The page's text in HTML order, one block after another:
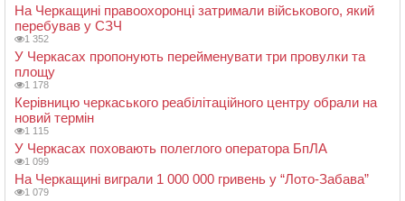
На Черкащині правоохоронці затримали військового, який
перебував у СЗЧ
1 352
У Черкасах пропонують перейменувати три провулки та
площу
1 178
Керівницю черкаського реабілітаційного центру обрали на
новий термін
1 115
У Черкасах поховають полеглого оператора БпЛА
1 099
На Черкащині виграли 1 000 000 гривень у “Лото-Забава”
1 079